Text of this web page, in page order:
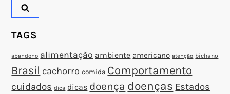
t
TAGS
abandono alimentação ambiente americano atenção bichano
Brasil cachorro comida Comportamento
cuidados dica dicas doença doenças Estados